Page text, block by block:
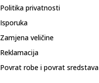
Politika privatnosti
Isporuka
Zamjena veličine
Reklamacija
Povrat robe i povrat sredstava